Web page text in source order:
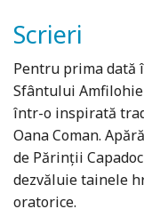
Scrieri
Pentru prima dată
Sfântului
într-o inspirată
Oana Coman.
de Părinţii
dezvăluie tainele
oratorice.